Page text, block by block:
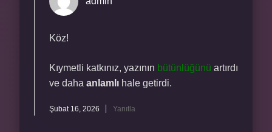
Köz!
Kıymetli katkınız, yazının bütünlüğünü artırdı
ve daha anlamlı hale getirdi.
Şubat 16, 2026 Yanıtla